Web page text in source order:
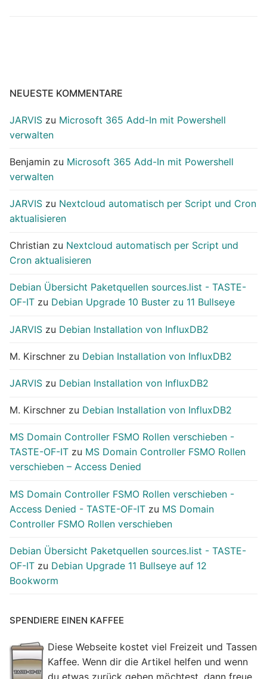
NEUESTE KOMMENTARE
JARVIS zu Microsoft 365 Add-In mit Powershell
verwalten
Benjamin zu Microsoft 365 Add-In mit Powershell
verwalten
JARVIS zu Nextcloud automatisch per Script und Cron
aktualisieren
Christian zu Nextcloud automatisch per Script und
Cron aktualisieren
Debian Übersicht Paketquellen sources.list - TASTE-
OF-IT zu Debian Upgrade 10 Buster zu 11 Bullseye
JARVIS zu Debian Installation von InfluxDB2
M. Kirschner zu Debian Installation von InfluxDB2
JARVIS zu Debian Installation von InfluxDB2
M. Kirschner zu Debian Installation von InfluxDB2
MS Domain Controller FSMO Rollen verschieben -
TASTE-OF-IT zu MS Domain Controller FSMO Rollen
verschieben – Access Denied
MS Domain Controller FSMO Rollen verschieben -
Access Denied - TASTE-OF-IT zu MS Domain
Controller FSMO Rollen verschieben
Debian Übersicht Paketquellen sources.list - TASTE-
OF-IT zu Debian Upgrade 11 Bullseye auf 12
Bookworm
SPENDIERE EINEN KAFFEE
Diese Webseite kostet viel Freizeit und Tassen
Kaffee. Wenn dir die Artikel helfen und wenn